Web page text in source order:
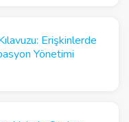
Erişkinlerde
Yönetimi